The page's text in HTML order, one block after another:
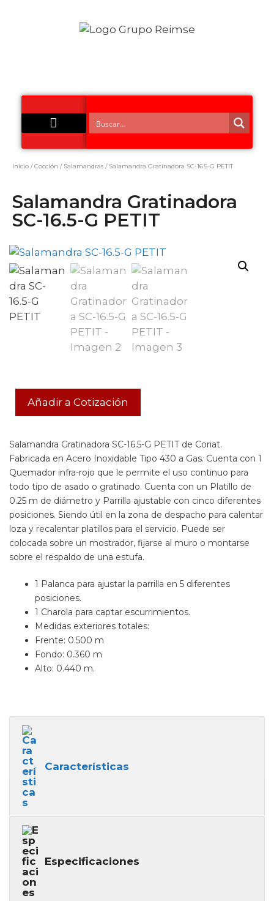
Inicio /Cocción / Salamandras / Salamandra Gratinadora SC-16.5-G PETIT
Salamandra Gratinadora
SC-16.5-G PETIT
Añadir a Cotización
Salamandra Gratinadora SC-16.5-G PETIT de Coriat.
Fabricada en Acero Inoxidable Tipo 430 a Gas. Cuenta con 1
Quemador infra-rojo que le permite el uso continuo para
todo tipo de asado o gratinado. Cuenta con un Platillo de
0.25 m de diámetro y Parrilla ajustable con cinco diferentes
posiciones. Siendo útil en la zona de despacho para calentar
loza y recalentar platillos para el servicio. Puede ser
colocada sobre un mostrador, fijarse al muro o montarse
sobre el respaldo de una estufa.
1 Palanca para ajustar la parrilla en 5 diferentes
posiciones.
1 Charola para captar escurrimientos.
Medidas exteriores totales:
Frente: 0.500 m
Fondo: 0.360 m
Alto: 0.440 m.
Características
Especificaciones